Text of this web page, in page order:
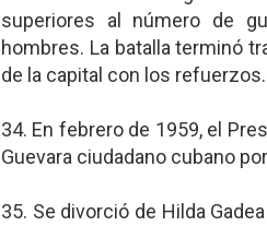
superiores al número de
hombres. La batalla terminó
de la capital con los refuerzos.
34. En febrero de 1959, el
Guevara ciudadano cubano
35. Se divorció de Hilda